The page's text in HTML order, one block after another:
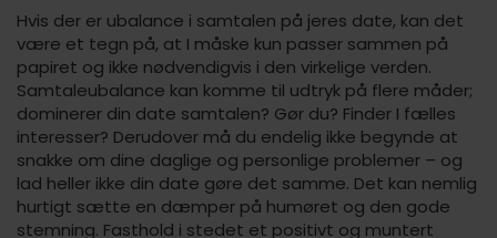
Hvis der er ubalance i samtalen på jeres date, kan det
være et tegn på, at I måske kun passer sammen på
papiret og ikke nødvendigvis i den virkelige verden.
Samtaleubalance kan komme til udtryk på flere måder;
dominerer din date samtalen? Gør du? Finder I fælles
interesser? Derudover må du endelig ikke begynde at
snakke om dine daglige og personlige problemer – og
lad heller ikke din date gøre det samme. Det kan nemlig
hurtigt sætte en dæmper på humøret og den gode
stemning. Fasthold i stedet et positivt og muntert